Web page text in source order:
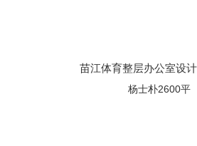
苗江体育整层办公室设
杨士朴2600平